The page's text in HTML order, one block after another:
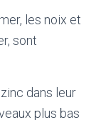
les noix et
sont
dans leur
plus bas